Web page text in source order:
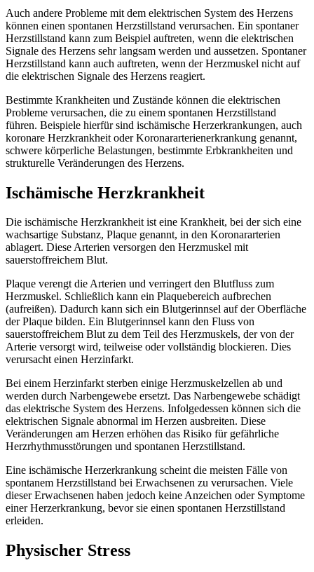
Auch andere Probleme mit dem elektrischen System des Herzens
können einen spontanen Herzstillstand verursachen. Ein spontaner
Herzstillstand kann zum Beispiel auftreten, wenn die elektrischen
Signale des Herzens sehr langsam werden und aussetzen. Spontaner
Herzstillstand kann auch auftreten, wenn der Herzmuskel nicht auf
die elektrischen Signale des Herzens reagiert.
Bestimmte Krankheiten und Zustände können die elektrischen
Probleme verursachen, die zu einem spontanen Herzstillstand
führen. Beispiele hierfür sind ischämische Herzerkrankungen, auch
koronare Herzkrankheit oder Koronararterienerkrankung genannt,
schwere körperliche Belastungen, bestimmte Erbkrankheiten und
strukturelle Veränderungen des Herzens.
Ischämische Herzkrankheit
Die ischämische Herzkrankheit ist eine Krankheit, bei der sich eine
wachsartige Substanz, Plaque genannt, in den Koronararterien
ablagert. Diese Arterien versorgen den Herzmuskel mit
sauerstoffreichem Blut.
Plaque verengt die Arterien und verringert den Blutfluss zum
Herzmuskel. Schließlich kann ein Plaquebereich aufbrechen
(aufreißen). Dadurch kann sich ein Blutgerinnsel auf der Oberfläche
der Plaque bilden. Ein Blutgerinnsel kann den Fluss von
sauerstoffreichem Blut zu dem Teil des Herzmuskels, der von der
Arterie versorgt wird, teilweise oder vollständig blockieren. Dies
verursacht einen Herzinfarkt.
Bei einem Herzinfarkt sterben einige Herzmuskelzellen ab und
werden durch Narbengewebe ersetzt. Das Narbengewebe schädigt
das elektrische System des Herzens. Infolgedessen können sich die
elektrischen Signale abnormal im Herzen ausbreiten. Diese
Veränderungen am Herzen erhöhen das Risiko für gefährliche
Herzrhythmusstörungen und spontanen Herzstillstand.
Eine ischämische Herzerkrankung scheint die meisten Fälle von
spontanem Herzstillstand bei Erwachsenen zu verursachen. Viele
dieser Erwachsenen haben jedoch keine Anzeichen oder Symptome
einer Herzerkrankung, bevor sie einen spontanen Herzstillstand
erleiden.
Physischer Stress